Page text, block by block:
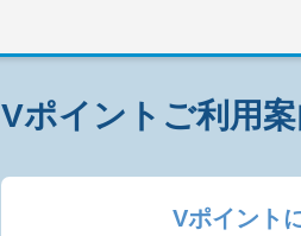
Vポイントご利用
Vポイント